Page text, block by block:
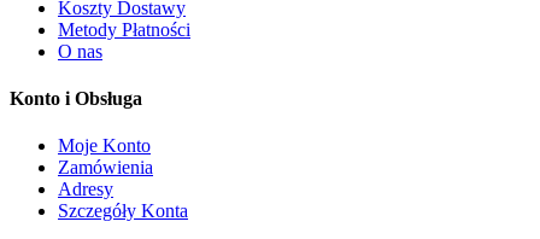
Koszty Dostawy
Metody Płatności
O nas
Konto i Obsługa
Moje Konto
Zamówienia
Adresy
Szczegóły Konta